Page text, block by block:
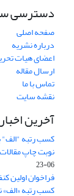
دسترسی
صفحه اصلی
درباره نشریه
اعضای هیات
ارسال مقاله
تماس با ما
نقشه سایت
آخرین اخبار
کسب رتبه "الف"
نوبت چاپ مقالات جدید
06-23
فراخوان اولین
کسب رتبه «الف»